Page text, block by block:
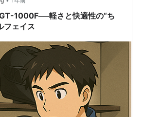
ブルさんは基…
1000F──軽さと快適性の“ち
フェイス